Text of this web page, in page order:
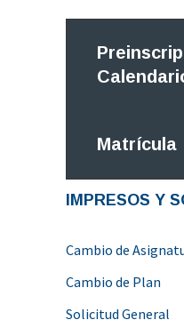
Matrícula
IMPRESOS Y
Cambio de
Cambio de Plan
Solicitud General